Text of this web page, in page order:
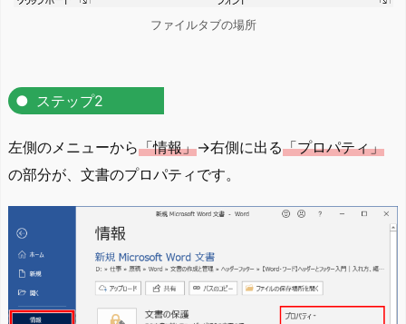
ファイルタブの場所
ステップ2
左側のメニューから「情報」→右側に出る「プロパティ」
の部分が、文書のプロパティです。